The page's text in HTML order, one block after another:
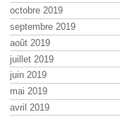
octobre 2019
septembre 2019
août 2019
juillet 2019
juin 2019
mai 2019
avril 2019